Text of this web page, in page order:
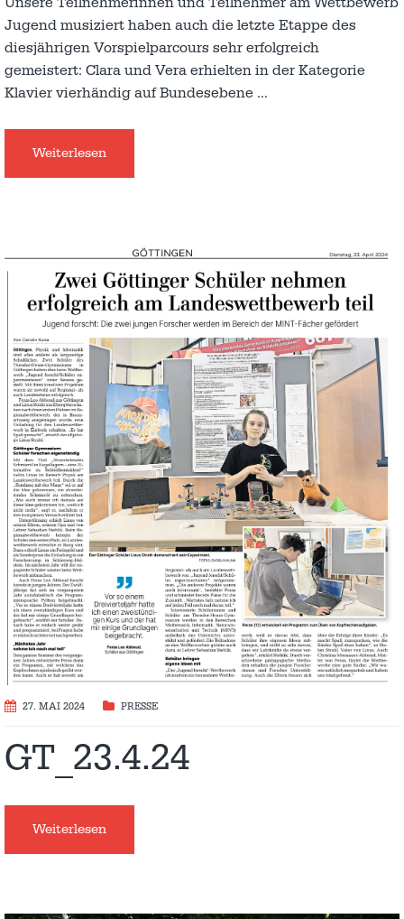
Jugend musiziert haben auch die letzte Etappe des
diesjährigen Vorspielparcours sehr erfolgreich
gemeistert: Clara und Vera erhielten in der Kategorie
Klavier vierhändig auf Bundesebene …
Weiterlesen
27. MAI 2024 PRESSE
GT_23.4.24
Weiterlesen